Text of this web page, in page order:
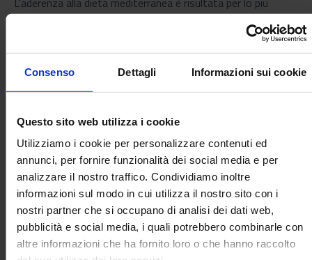
Consenso Dettagli Informazioni sui cookie
Questo sito web utilizza i cookie
Utilizziamo i cookie per personalizzare contenuti ed
annunci, per fornire funzionalità dei social media e per
analizzare il nostro traffico. Condividiamo inoltre
informazioni sul modo in cui utilizza il nostro sito con i
nostri partner che si occupano di analisi dei dati web,
pubblicità e social media, i quali potrebbero combinarle con
altre informazioni che ha fornito loro o che hanno raccolto
bassa (29,5%) o media (54,8%) e ha raggiunto livelli inferiori
tra i bambini più neofobici (51,9%; valore p <0,05). I risultati
attuali confermano l’ipotesi dello studio secondo cui la
neofobia alimentare è un fattore trainante dell’abbandono
della dieta mediterranea mentre la presenza di eventuali
“Questo studio- dichiara Laura Rossi, ricercatrice CREA e
coordinatrice dell’indagine-conferma che molti bambini
in Italia sono neofobici. La neofobia nei bambini comporta
una alimentazione più disordinata e meno in linea con i
dettami della dieta mediterranea con il rischio di una
maggiore propensione a sovrappeso e obesità. Purtroppo,
queste abitudini alimentari tendono a mantenersi tali anche